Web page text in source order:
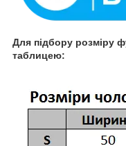
Для підбору розміру
таблицею: